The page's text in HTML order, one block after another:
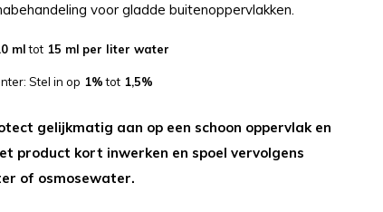
voor gladde buitenoppervlakken.
mltot 15 ml per liter water
Stel in op 1%tot 1,5%
gelijkmatig aan op een schoon oppervlak en
product kort inwerken en spoel vervolgens
of osmosewater.